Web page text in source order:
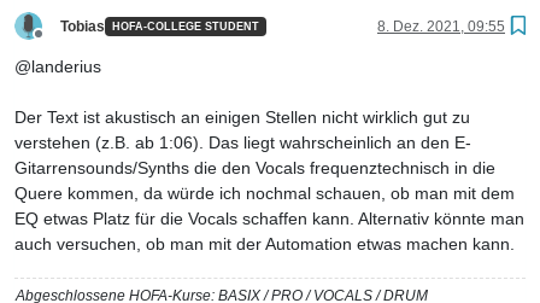
Tobias HOFA-COLLEGE STUDENT 8. Dez. 2021, 09:55
@landerius
Der Text ist akustisch an einigen Stellen nicht wirklich gut zu
verstehen (z.B. ab 1:06). Das liegt wahrscheinlich an den E-
Gitarrensounds/Synths die den Vocals frequenztechnisch in die
Quere kommen, da würde ich nochmal schauen, ob man mit dem
EQ etwas Platz für die Vocals schaffen kann. Alternativ könnte man
auch versuchen, ob man mit der Automation etwas machen kann.
Abgeschlossene HOFA-Kurse: BASIX / PRO / VOCALS / DRUM